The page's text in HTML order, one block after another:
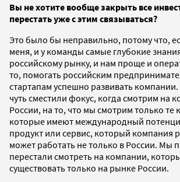
Вы не хотите вообще закрыть все
перестать уже с этим связываться?
Это было бы неправильно, потому что,
меня, и у команды самые глубокие
российскому рынку, и нам проще и
то, помогать российским
стартапам успешно развивать
чуть сместили фокус, когда смотрим на
России, на то, что мы смотрим только те
которые имеют международный
продукт или сервис, который компания
может работать не только в России. Мы
перестали смотреть на компании,
существовать только на рынке России.